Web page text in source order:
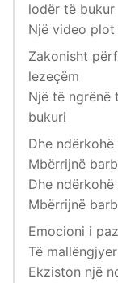
lodër të bukur
Një video plot
Zakonisht
lezeçëm
Një të ngrënë
bukuri
Dhe
Mbërrijnë
Dhe
Mbërrijnë
Emocioni i
Të
Ekziston një